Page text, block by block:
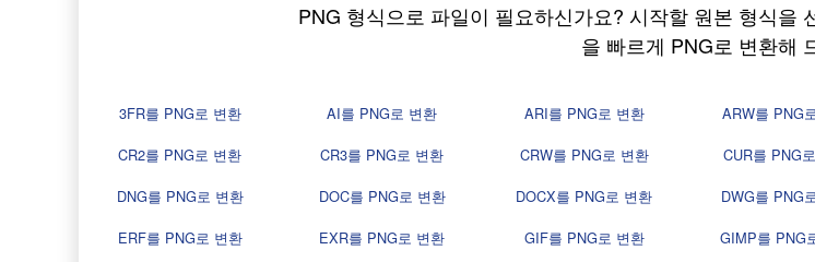
PNG 형식으로 파일이 필요하신가요? 시작할 원본 형식을
을 빠르게 PNG로 변환해
3FR를 PNG로 변환 AI를 PNG로 변환 ARI를 PNG로 변환 ARW를 PNG
CR2를 PNG로 변환
CR3를 PNG로 변환 CRW를 PNG로 변환 CUR를 PNG
DNG를 PNG로 변환
DOC를 PNG로 변환 DOCX를 PNG로 변환 DWG를 PNG
ERF를 PNG로 변환
EXR를 PNG로 변환 GIF를 PNG로 변환 GIMP를 PNG